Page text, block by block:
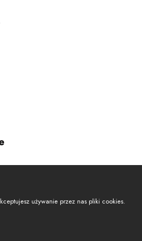
używanie przez nas pliki cookies.